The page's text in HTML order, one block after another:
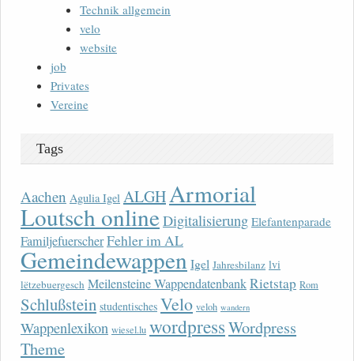
Technik allgemein
velo
website
job
Privates
Vereine
Tags
Aachen Agulia Igel ALGHArmorial
Loutsch onlineDigitalisierung Elefantenparade
FamiljefuerscherFehler im AL
Gemeindewappen Igel Jahresbilanz lvi
lëtzebuergesch Meilensteine WappendatenbankRietstap Rom
Schlußstein studentisches Velo veloh wandern
Wappenlexikon wiesel.lu wordpressWordpress
Theme